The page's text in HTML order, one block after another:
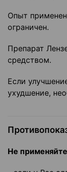
Опыт
ограничен.
Препарат
средством.
Если
ухудшение,
Не